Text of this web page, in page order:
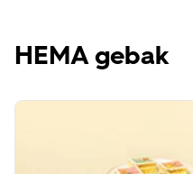
HEMA gebak